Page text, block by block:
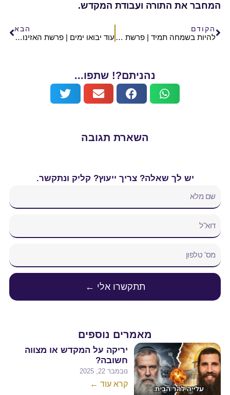
המקדש.
להיות בשמחה תמיד | פרשת כי תבוא | הרב אלישע וולפסון עוד יבואו ימים | פרשת האזינו | הרב אלישע וולפסון
ייעוץ? קליק ונתקשר.
יריקה על המקדש או מצווה
חשובה?
נובמבר 22, 2025
קרא עוד ←